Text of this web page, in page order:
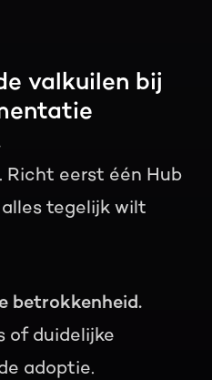
valkuilen bij
Richt eerst één Hub
tegelijk wilt
betrokkenheid.
of duidelijke
adoptie.